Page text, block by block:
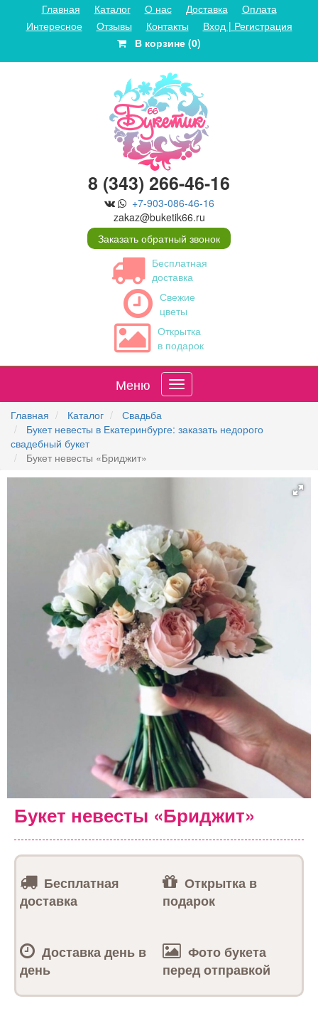
Главная Каталог О нас Доставка
Оплата
Интересное
Отзывы Контакты
Вход | Регистрация
В корзине (0)
8 (343) 266-46-16
+7-903-086-46-16
zakaz@buketik66.ru
Заказать обратный звонок
Бесплатная
доставка
Свежие
цветы
Открытка
в подарок
Меню
Главная Каталог
Свадьба
Букет невесты в Екатеринбурге: заказать недорого
свадебный букет
Букет невесты «Бриджит»
Букет невесты «Бриджит»
Бесплатная
доставка
Открытка в
подарок
Доставка день в
день
Фото букета
перед отправкой